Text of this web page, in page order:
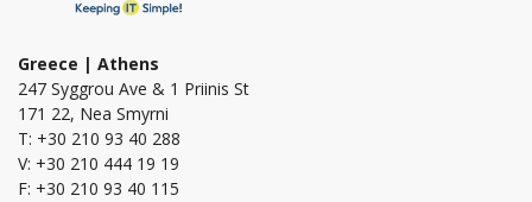
Greece | Athens
247 Syggrou Ave & 1 Priinis St
171 22, Nea Smyrni
T: +30 210 93 40 288
V: +30 210 444 19 19
F: +30 210 93 40 115